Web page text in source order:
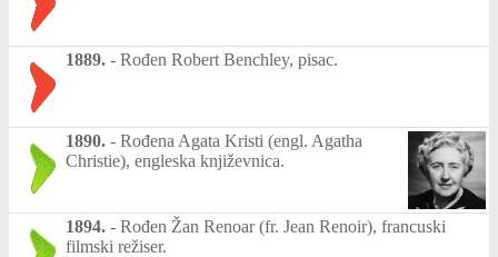
1889. - Rođen Robert Benchley, pisac.
1890. - Rođena Agata Kristi (engl. Agatha
Christie), engleska književnica.
1894. - Rođen Žan Renoar (fr. Jean Renoir), francuski
filmski režiser.